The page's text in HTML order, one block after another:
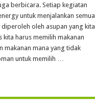
berbicara. Setiap kegiatan
untuk menjalankan semua
oleh asupan yang kita
kita harus memilih makanan
makanan mana yang tidak
untuk memilih …